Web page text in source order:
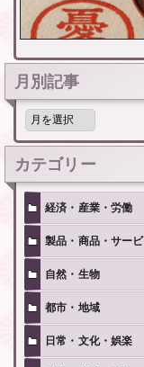
月別記事
月
記
事
カテゴリー
経済・産業・労働
製品・商品・サー
自然・生物
都市・地域
日常・文化・娯楽